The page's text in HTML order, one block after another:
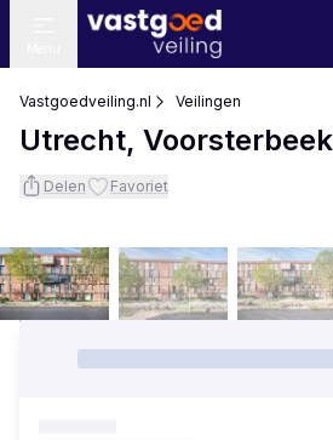
Vastgoedveiling.nl Veilingen
Utrecht,
Delen Favoriet